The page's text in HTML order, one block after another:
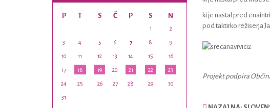
ki je nastal pred
pod taktirko režiserja
Projekt podpira
P T S Č P S N
1 2
3 4 5 6 7 8 9
10 11 12 13 14 15 16
17 18 19 20 21 22 23
24 25 26 27 28 29 30
31